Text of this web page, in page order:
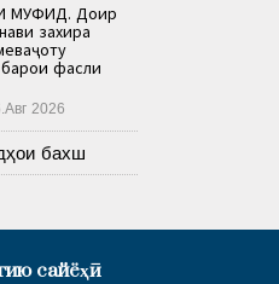
МУФИД. Доир
захира
фасли
2026
бахш
сайёҳӣ